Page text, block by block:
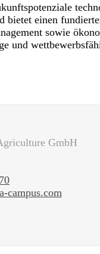
bietet einen
sowie
und
GmbH
campus.com